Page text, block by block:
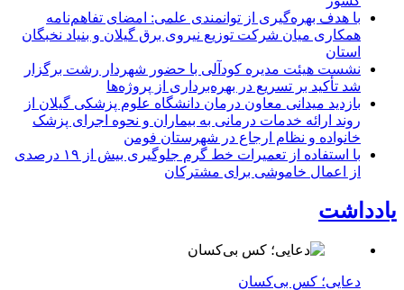
با هدف بهره‌گیری از توانمندی علمی: امضای تفاهم‌نامه
همكاری میان شركت توزیع نیروی برق گیلان و بنیاد نخبگان
استان
نشست هیئت مدیره کودآلی با حضور شهردار رشت برگزار
شد تأکید بر تسریع در بهره‌برداری از پروژه‌ها
بازدید میدانی معاون درمان دانشگاه علوم پزشکی گیلان از
روند ارائه خدمات درمانی به بیماران و نحوه اجرای پزشک
خانواده و نظام ارجاع در شهرستان فومن
با استفاده از تعمیرات خط گرم جلوگیری بیش از ۱۹ درصدی
از اعمال خاموشی برای مشتركان
یادداشت
دعایی؛ کس بی‌کسان